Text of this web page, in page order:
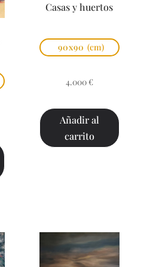
Casas y huertos
90x90 (cm)
4.000 €
Añadir al
carrito